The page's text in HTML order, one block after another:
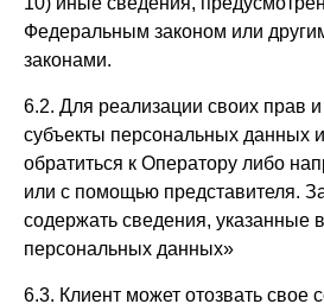
Федеральным законом или
законами.
6.2. Для реализации своих прав
субъекты персональных данных
обратиться к Оператору либо
или с помощью представителя.
содержать сведения, указанные
персональных данных»
6.3. Клиент может отозвать свое